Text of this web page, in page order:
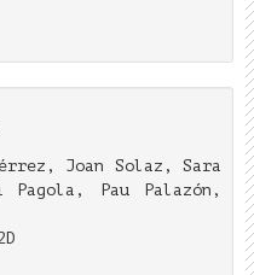
Joan Solaz, Sara
Pagola, Pau Palazón,